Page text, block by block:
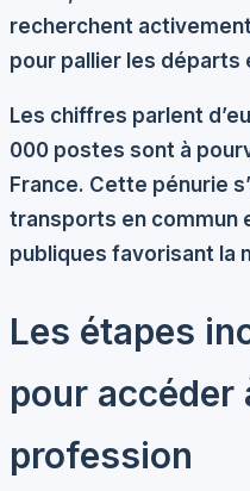
recherchent
pour pallier les départs
Les chiffres parlent
000 postes sont à
France. Cette pénurie
transports en commun
publiques favorisant la
Les étapes
pour accéder
profession